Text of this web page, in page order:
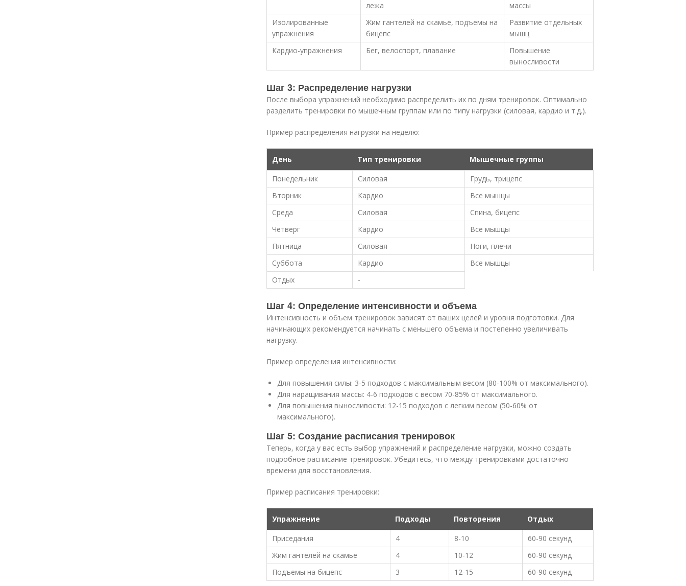
лежа
массы
Изолированные
упражнения
Жим гантелей на скамье, подъемы на
бицепс
Развитие отдельных
мышц
Кардио-упражнения
Бег, велоспорт, плавание
Повышение
выносливости
Шаг 3: Распределение нагрузки
После выбора упражнений необходимо распределить их по дням тренировок. Оптимально
разделить тренировки по мышечным группам или по типу нагрузки (силовая, кардио и т.д.).
Пример распределения нагрузки на неделю:
День Тип тренировки
Мышечные группы
Понедельник
Силовая
Грудь, трицепс
Вторник
Кардио
Все мышцы
Среда
Силовая
Спина, бицепс
Четверг
Кардио
Все мышцы
Пятница
Силовая
Ноги, плечи
Суббота
Кардио
Все мышцы
Отдых
-
Шаг 4: Определение интенсивности и объема
Интенсивность и объем тренировок зависят от ваших целей и уровня подготовки. Для
начинающих рекомендуется начинать с меньшего объема и постепенно увеличивать
нагрузку.
Пример определения интенсивности:
Для повышения силы: 3-5 подходов с максимальным весом (80-100% от максимального).
Для наращивания массы: 4-6 подходов с весом 70-85% от максимального.
Для повышения выносливости: 12-15 подходов с легким весом (50-60% от
максимального).
Шаг 5: Создание расписания тренировок
Теперь, когда у вас есть выбор упражнений и распределение нагрузки, можно создать
подробное расписание тренировок. Убедитесь, что между тренировками достаточно
времени для восстановления.
Пример расписания тренировки:
Упражнение Подходы Повторения
Отдых
Приседания
4 8-10
60-90 секунд
Жим гантелей на скамье
4 10-12
60-90 секунд
Подъемы на бицепс
3 12-15 60-90 секунд